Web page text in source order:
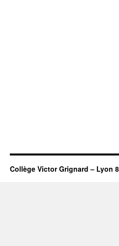
Collège Victor Grignard – Lyon